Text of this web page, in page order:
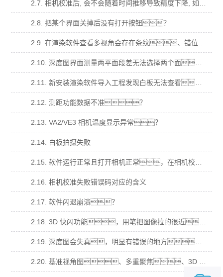
2.7. 相机校准后, 会不会随着时间推移导致精度下降, 如何验证这一点？
2.8. 把某个界面关掉后没有打开按钮？
2.9. 在渲染软件查看多视角会存在条纹、错位、明暗变化等异常？
2.10. 深度图界面测量两平面段差无法选择两个面？
2.11. 新安装渲染软件导入工程发现白板无法查看？
2.12. 测距功能数据不准？
2.13. VA2/VE3 相机温度显示异常？
2.14. 白板拍摄失败
2.15. 软件运行正常且打开相机正常，在相机校准拍摄时，提示“拍摄失败”，错 误码“14”
2.16. 相机校准失败错误码对应的含义
2.17. 软件闪退崩溃？
2.18. 3D 快闪功能，用笔把图像拉的很近，图像会消失(跳出榴莲视频下载污软件下载APP)无法在拖拉回 来；
2.19. 深度图会失真，明显有错误的地方，在多视角、基准视角、多重聚焦，明显 有本不属于样品的结果？
2.20. 基准视角图、多重聚焦、3D 点云图都为纯白，深度图为最低颜色纯色？